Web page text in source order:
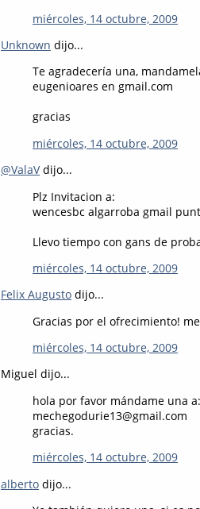
miércoles, 14 octubre, 2009
Unknown dijo...
Te agradecería una,
eugenioares en gmail.com
gracias
miércoles, 14 octubre, 2009
@ValaVdijo...
Plz Invitacion a:
wencesbc algarroba gmail
Llevo tiempo con gans de
miércoles, 14 octubre, 2009
Felix Augusto dijo...
Gracias por el ofrecimiento!
miércoles, 14 octubre, 2009
Miguel dijo...
hola por favor mándame una a:
mechegodurie13@gmail.com
gracias.
miércoles, 14 octubre, 2009
alberto dijo...